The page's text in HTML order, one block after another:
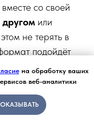
со своей
другомили
не терять в
подойдёт
и занятия
поддерживать
вместе делать
оплата картой
на обработку ваших
веб-аналитики